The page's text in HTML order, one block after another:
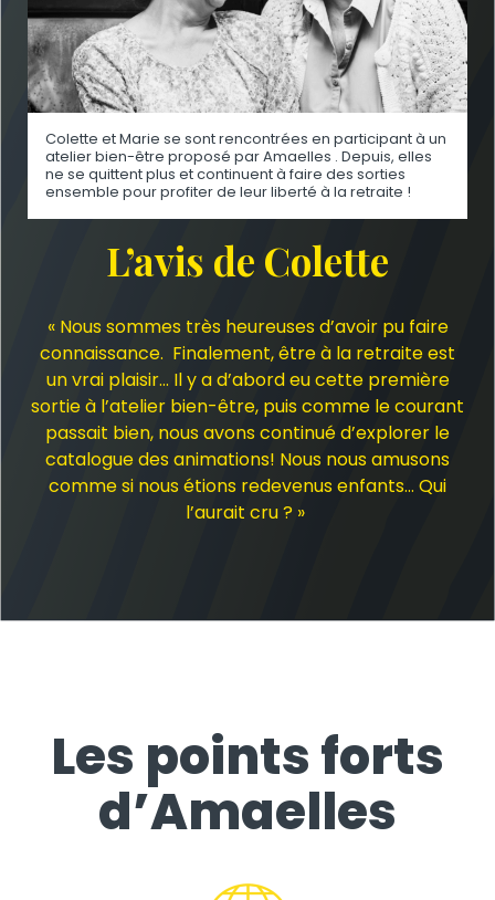
Colette et Marie se sont rencontrées en participant à un
atelier bien-être proposé par Amaelles . Depuis, elles
ne se quittent plus et continuent à faire des sorties
ensemble pour profiter de leur liberté à la retraite !
L’avis de Colette
« Nous sommes très heureuses d’avoir pu faire
connaissance. Finalement, être à la retraite est
un vrai plaisir… Il y a d’abord eu cette première
sortie à l’atelier bien-être, puis comme le courant
passait bien, nous avons continué d’explorer le
catalogue des animations! Nous nous amusons
comme si nous étions redevenus enfants… Qui
l’aurait cru ? »
Les points forts
d’Amaelles